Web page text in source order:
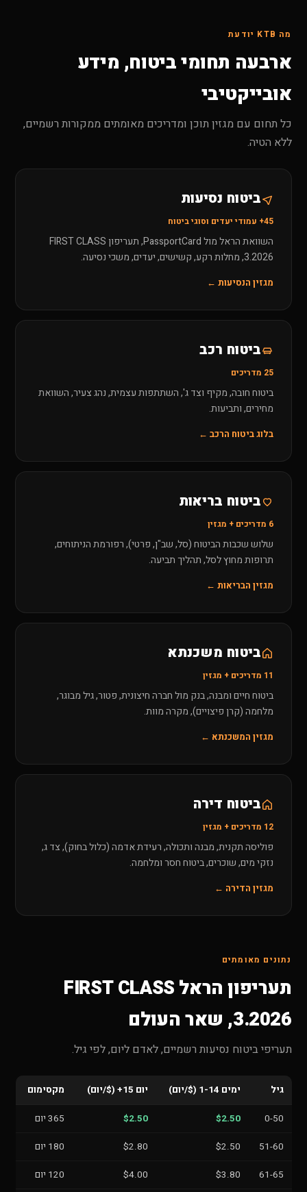
מה KTB יודעת
ארבעה תחומי ביטוח, מידע
אובייקטיבי
כל תחום עם מגזין תוכן ומדריכים מאומתים ממקורות רשמיים,
ללא הטיה.
ביטוח נסיעות
45+ עמודי יעדים וסוגי ביטוח
השוואת הראל מול PassportCard, תעריפון FIRST CLASS
3.2026, מחלות רקע, קשישים, יעדים, משכי נסיעה.
מגזין הנסיעות ←
ביטוח רכב
25 מדריכים
ביטוח חובה, מקיף וצד ג', השתתפות עצמית, נהג צעיר, השוואת
מחירים, ותביעות.
בלוג ביטוח הרכב ←
ביטוח בריאות
6 מדריכים + מגזין
שלוש שכבות הביטוח (סל, שב"ן, פרטי), רפורמת הניתוחים,
תרופות מחוץ לסל, תהליך תביעה.
מגזין הבריאות ←
ביטוח משכנתא
11 מדריכים + מגזין
ביטוח חיים ומבנה, בנק מול חברה חיצונית, פטור, גיל מבוגר,
מלחמה (קרן פיצויים), מקרה מוות.
מגזין המשכנתא ←
ביטוח דירה
12 מדריכים + מגזין
פוליסה תקנית, מבנה ותכולה, רעידת אדמה (כלול בחוק), צד ג,
נזקי מים, שוכרים, ביטוח חסר ומלחמה.
מגזין הדירה ←
נתונים מאומתים
תעריפון הראל FIRST CLASS
3.2026, שאר העולם
תעריפי ביטוח נסיעות רשמיים, לאדם ליום, לפי גיל.
גיל ימים 1-14 ($/יום) יום 15+ ($/יום) מקסימום
0-50
$2.50
$2.50 365 יום
51-60
$2.50
$2.80 180 יום
61-65
$3.80
$4.00 120 יום